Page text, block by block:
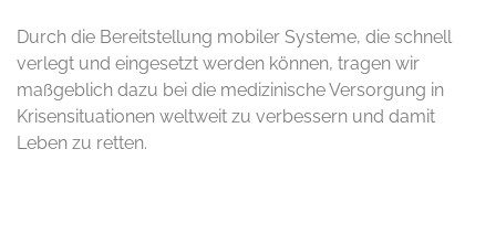
Durch die Bereitstellung mobiler Systeme, die schnell
verlegt und eingesetzt werden können, tragen wir
maßgeblich dazu bei die medizinische Versorgung in
Krisensituationen weltweit zu verbessern und damit
Leben zu retten.